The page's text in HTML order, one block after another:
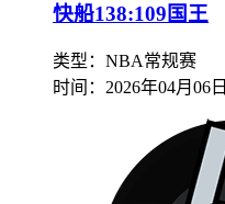
快船138:109国王
类型：NBA常规赛
时间： 2026年04月06日